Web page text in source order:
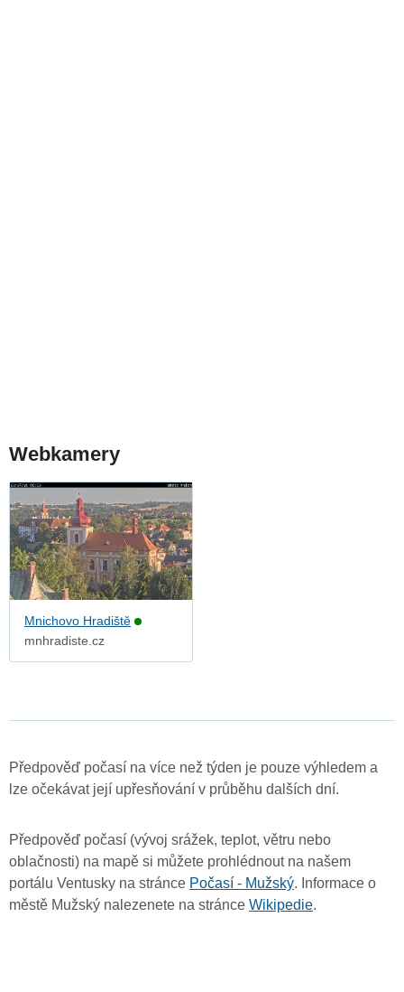
Webkamery
Mnichovo Hradiště
mnhradiste.cz
Předpověď počasí na více než týden je pouze výhledem a
lze očekávat její upřesňování v průběhu dalších dní.
Předpověď počasí (vývoj srážek, teplot, větru nebo
oblačnosti) na mapě si můžete prohlédnout na našem
portálu Ventusky na stránce Počasí - Mužský. Informace o
městě Mužský nalezenete na stránce Wikipedie.